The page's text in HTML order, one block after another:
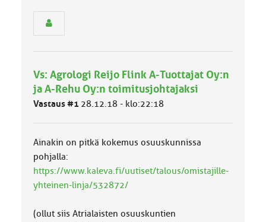
m
ä
l
u
k
a
:
Vs: Agrologi Reijo Flink A-Tuottajat Oy:n
ja A-Rehu Oy:n toimitusjohtajaksi
Vastaus #1 28.12.18 - klo:22:18
Ainakin on pitkä kokemus osuuskunnissa
pohjalla:
https://www.kaleva.fi/uutiset/talous/omistajille-
yhteinen-linja/532872/
(ollut siis Atrialaisten osuuskuntien